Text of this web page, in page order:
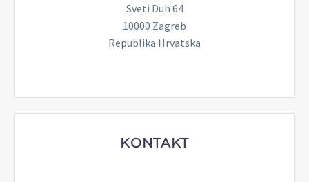
Sveti Duh 64
10000 Zagreb
Republika Hrvatska
KONTAKT